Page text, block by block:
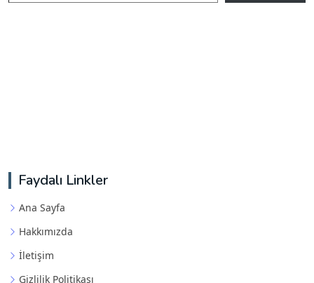
Faydalı Linkler
Ana Sayfa
Hakkımızda
İletişim
Gizlilik Politikası